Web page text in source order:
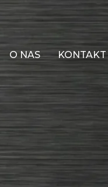
O NAS KONTAKT